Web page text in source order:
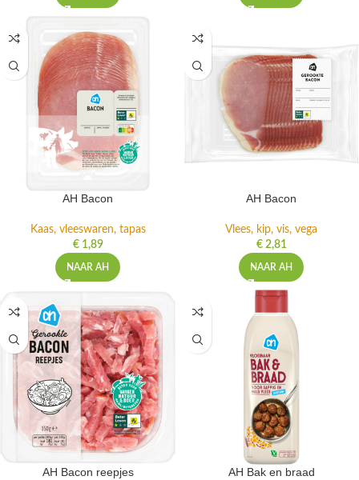
AH Bacon
Kaas, vleeswaren, tapas
€1,89
NAAR AH
AH Bacon
Vlees, kip, vis, vega
€2,81
NAAR AH
AH Bacon reepjes AH Bak en braad